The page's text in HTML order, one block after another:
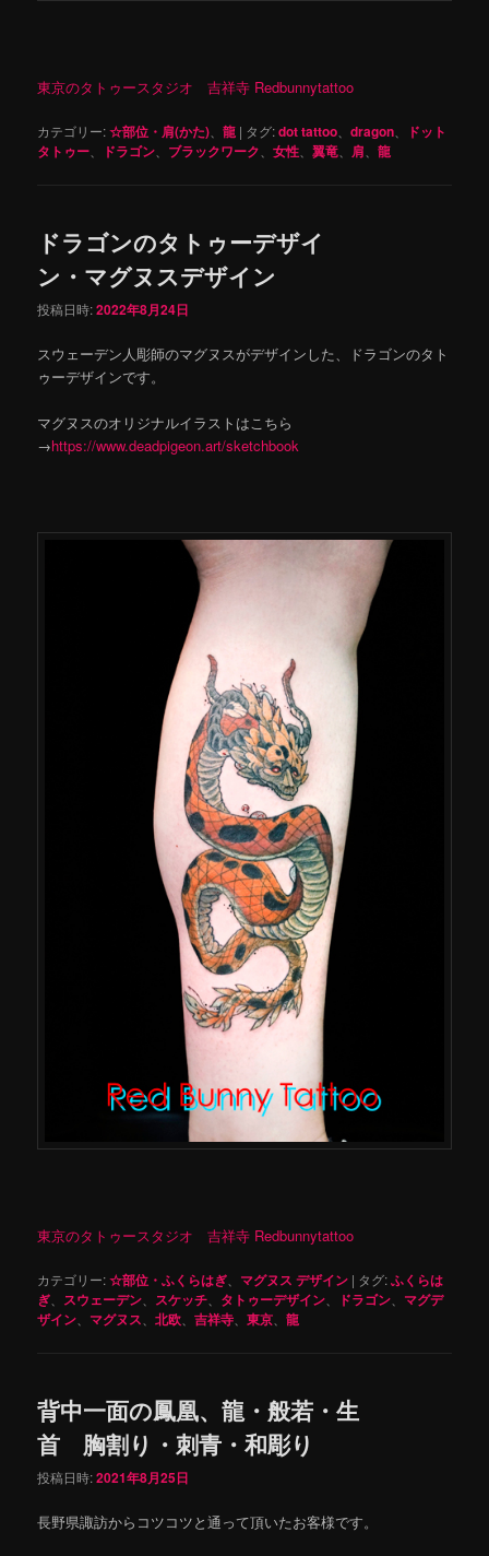
東京のタトゥースタジオ 吉祥寺 Redbunnytattoo
カテゴリー:☆部位・肩(かた)、龍 | タグ:dot tattoo、dragon、
ドット
タトゥー、 ドラゴン、 ブラックワーク、女性、翼竜、 肩、龍
ドラゴンのタトゥーデザイ
ン・マグヌスデザイン
投稿日時:2022年8月24日
スウェーデン人彫師のマグヌスがデザインした、ドラゴンのタト
ゥーデザインです。
マグヌスのオリジナルイラストはこちら
→https://www.deadpigeon.art/sketchbook
東京のタトゥースタジオ 吉祥寺 Redbunnytattoo
カテゴリー:☆部位・ふくらはぎ マグヌス デザイン | タグ:ふくらは
ぎ
スウェーデン スケッチ タトゥーデザイン ドラゴン
マグデ
ザイン
マグヌス 、北欧 、吉祥寺 、東京 、龍
背中一面の鳳凰、龍・般若・生
首 胸割り・刺青・和彫り
投稿日時:2021年8月25日
長野県諏訪からコツコツと通って頂いたお客様です。